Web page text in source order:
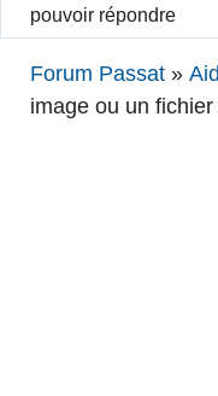
pouvoir répondre
Forum Passat »
image ou un